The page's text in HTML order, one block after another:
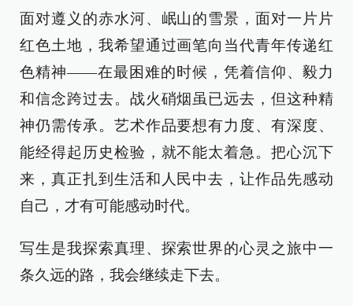
面对遵义的赤水河、岷山的雪景，面对一片片
红色土地，我希望通过画笔向当代青年传递红
色精神——在最困难的时候，凭着信仰、毅力
和信念跨过去。战火硝烟虽已远去，但这种精
神仍需传承。艺术作品要想有力度、有深度、
能经得起历史检验，就不能太着急。把心沉下
来，真正扎到生活和人民中去，让作品先感动
自己，才有可能感动时代。
写生是我探索真理、探索世界的心灵之旅中一
条久远的路，我会继续走下去。